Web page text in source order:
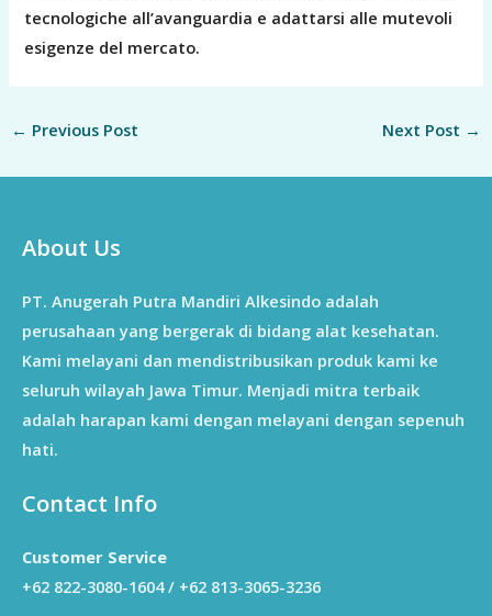
tecnologiche all’avanguardia e adattarsi alle mutevoli
esigenze del mercato.
← Previous Post Next Post →
About Us
PT. Anugerah Putra Mandiri Alkesindo adalah
perusahaan yang bergerak di bidang alat kesehatan.
Kami melayani dan mendistribusikan produk kami ke
seluruh wilayah Jawa Timur. Menjadi mitra terbaik
adalah harapan kami dengan melayani dengan sepenuh
hati.
Contact Info
Customer Service
+62 822-3080-1604 / +62 813-3065-3236